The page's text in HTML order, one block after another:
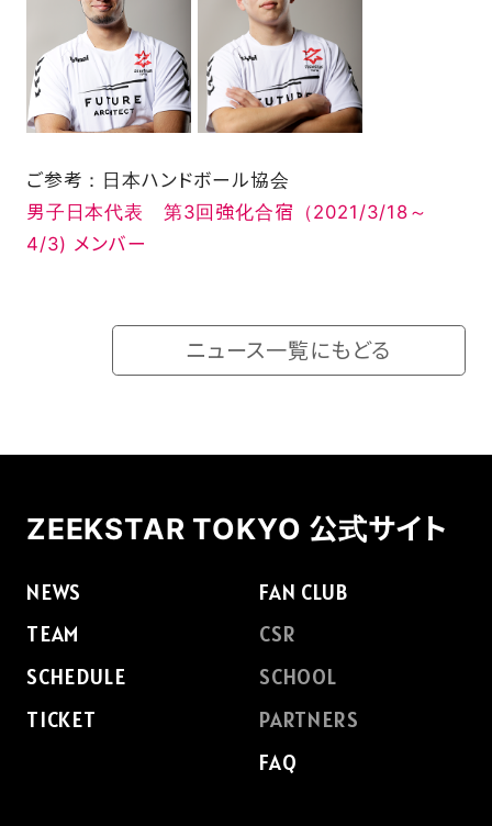
SHOP
CONTACT
お問い合わせ
CSRのご依頼
ご参考：日本ハンドボール協会
男子日本代表 第3回強化合宿（2021/3/18～
4/3) メンバー
ニュース一覧にもどる
ZEEKSTAR TOKYO 公式サイト
NEWS
TEAM
SCHEDULE
TICKET
FAN CLUB
CSR
SCHOOL
PARTNERS
FAQ